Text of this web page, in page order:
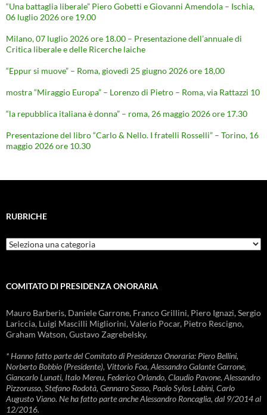
“Una battaglia liberale” Piero Gobetti e Giovanni Amendola – Ischia,
06 luglio 2026 ore 19.00
Milano, 07 luglio 2026 ore 18.00 – Presentazione dell’annuale di
Critica liberale e delle Ricerche laiche
“Eppur si muove” – Roma, giovedì 25 giugno 2026 ore 18,00
mostra “Miraggio Europa” – Lorenzo di Pietro – Roma, via Rattazzi 10
“la repubblica italiana è donna” – roma, 26 maggio 2026 ore 17.30
Presentazione del libro “Carlo & Nello. I fratelli Rosselli” – Torino, 16
maggio 2026 ore 10.30
RUBRICHE
Rubriche
COMITATO DI PRESIDENZA ONORARIA
Mauro Barberis, Daniele Garrone, Franco Grillini, Piero Ignazi, Sergio
Lariccia, Luigi Mascilli Migliorini, Valerio Pocar, Pietro Rescigno,
Graham Watson, Gustavo Zagrebelsky.
* Hanno fatto parte del Comitato di Presidenza Onoraria: Piero Bellini,
Norberto Bobbio (Presidente), Vittorio Foa, Alessandro Galante Garrone,
Giancarlo Lunati, Italo Mereu, Federico Orlando, Claudio Pavone, Alessandro
Pizzorusso, Stefano Rodotà, Gennaro Sasso, Paolo Sylos Labini, Carlo
Augusto Viano. Ne ha fatto parte anche Alessandro Roncaglia, dal 9/2014 al
12/2016.